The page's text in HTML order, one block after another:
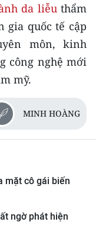
da liễu thẩm
gia quốc tế cập
môn, kinh
công nghệ mới
mỹ.
MINH HOÀNG
mặt cô gái biến
ngờ phát hiện